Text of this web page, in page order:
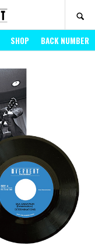
SHOP BACK NUMBER